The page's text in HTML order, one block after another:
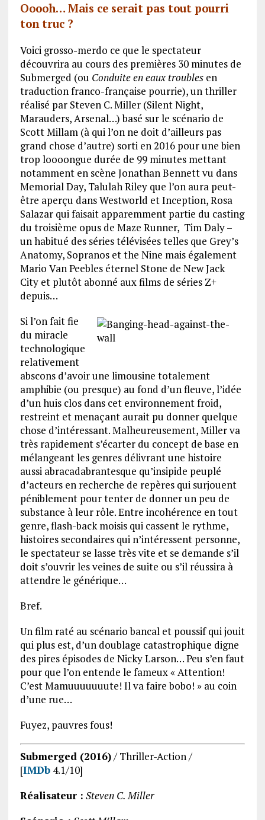
Ooooh… Mais ce serait pas tout pourri
ton truc ?
Voici grosso-merdo ce que le spectateur
découvrira au cours des premières 30 minutes de
Submerged (ou Conduite en eaux troublesen
traduction franco-française pourrie), un thriller
réalisé par Steven C. Miller (Silent Night,
Marauders, Arsenal…) basé sur le scénario de
Scott Millam (à qui l’on ne doit d’ailleurs pas
grand chose d’autre) sorti en 2016 pour une bien
trop loooongue durée de 99 minutes mettant
notamment en scène Jonathan Bennett vu dans
Memorial Day, Talulah Riley que l’on aura peut-
être aperçu dans Westworld et Inception, Rosa
Salazar qui faisait apparemment partie du casting
du troisième opus de Maze Runner, Tim Daly –
un habitué des séries télévisées telles que Grey’s
Anatomy, Sopranos et the Nine mais également
Mario Van Peebles éternel Stone de New Jack
City et plutôt abonné aux films de séries Z+
depuis…
Si l’on fait fie
du miracle
technologique
relativement
abscons d’avoir une limousine totalement
amphibie (ou presque) au fond d’un fleuve, l’idée
d’un huis clos dans cet environnement froid,
restreint et menaçant aurait pu donner quelque
chose d’intéressant. Malheureusement, Miller va
très rapidement s’écarter du concept de base en
mélangeant les genres délivrant une histoire
aussi abracadabrantesque qu’insipide peuplé
d’acteurs en recherche de repères qui surjouent
péniblement pour tenter de donner un peu de
substance à leur rôle. Entre incohérence en tout
genre, flash-back moisis qui cassent le rythme,
histoires secondaires qui n’intéressent personne,
le spectateur se lasse très vite et se demande s’il
doit s’ouvrir les veines de suite ou s’il réussira à
attendre le générique…
Bref.
Un film raté au scénario bancal et poussif qui jouit
qui plus est, d’un doublage catastrophique digne
des pires épisodes de Nicky Larson… Peu s’en faut
pour que l’on entende le fameux « Attention!
C’est Mamuuuuuuute! Il va faire bobo! » au coin
d’une rue…
Fuyez, pauvres fous!
Submerged (2016)/ Thriller-Action /
[IMDb4.1/10]
Réalisateur : Steven C. Miller